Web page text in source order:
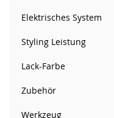
Elektrisches System
Styling Leistung
Lack-Farbe
Zubehör
Werkzeug